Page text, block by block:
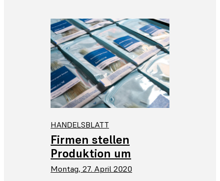
HANDELSBLATT
Firmen stellen
Produktion um
Montag, 27. April 2020